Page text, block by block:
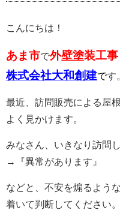
こんにちは！
あま市で外壁塗装工
株式会社大和創建です
最近、訪問販売による屋
よく見かけます。
みなさん、いきなり訪問
→『異常があります』
などと、不安を煽るよう
着いて判断してください。